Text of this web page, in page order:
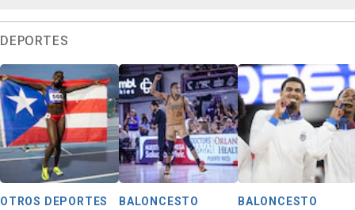
DEPORTES
OTROS DEPORTES BALONCESTO BALONCESTO